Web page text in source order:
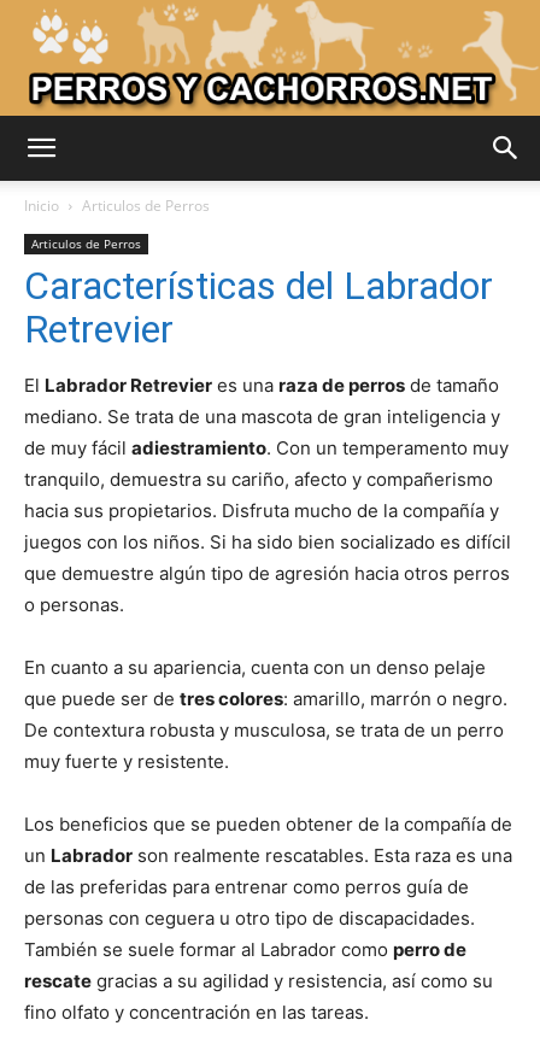
Perros
–
Razas
Perros
–
Fotos
Inicio Articulos de Perros
Articulos de Perros
Características del Labrador
Retrevier
El Labrador Retrevier es una raza de perros de tamaño
mediano. Se trata de una mascota de gran inteligencia y
de muy fácil adiestramiento. Con un temperamento muy
tranquilo, demuestra su cariño, afecto y compañerismo
hacia sus propietarios. Disfruta mucho de la compañía y
juegos con los niños. Si ha sido bien socializado es difícil
que demuestre algún tipo de agresión hacia otros perros
o personas.
En cuanto a su apariencia, cuenta con un denso pelaje
que puede ser de tres colores: amarillo, marrón o negro.
De contextura robusta y musculosa, se trata de un perro
muy fuerte y resistente.
Los beneficios que se pueden obtener de la compañía de
un Labrador son realmente rescatables. Esta raza es una
de las preferidas para entrenar como perros guía de
personas con ceguera u otro tipo de discapacidades.
También se suele formar al Labrador como perro de
rescate gracias a su agilidad y resistencia, así como su
fino olfato y concentración en las tareas.